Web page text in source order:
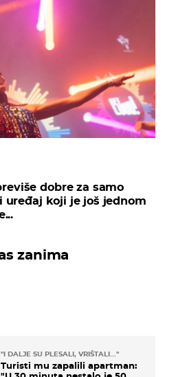
dobre za samo
uređaj koji je još jednom
zanima
"I DALJE SU PLESALI, VRIŠTALI..."
Turisti mu zapalili apartman: